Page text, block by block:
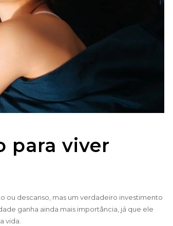
para viver
ou descanso, mas um verdadeiro investimento
ganha ainda mais importância, já que ele
vida.